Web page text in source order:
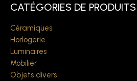
CATÉGORIES DE PRODUITS
Céramiques
Horlogerie
Luminaires
Mobilier
Objets divers